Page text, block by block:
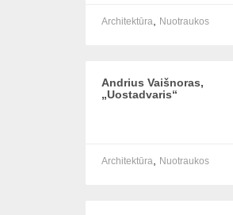
Architektūra, Nuotraukos
Andrius Vaišnoras,
„Uostadvaris“
Architektūra, Nuotraukos